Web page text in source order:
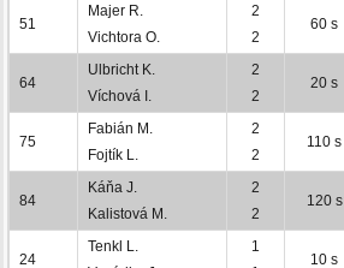
51
Majer R.
Vichtora O.
2
2
60 s
64
Ulbricht K.
Víchová I.
2
2
20 s
75
Fabián M.
Fojtík L.
2
2
110 s
84
Káňa J.
Kalistová M.
2
2
120 s
24
Tenkl L.
1
10 s